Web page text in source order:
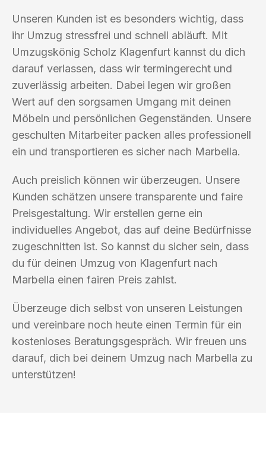
Unseren Kunden ist es besonders wichtig, dass
ihr Umzug stressfrei und schnell abläuft. Mit
Umzugskönig Scholz Klagenfurt kannst du dich
darauf verlassen, dass wir termingerecht und
zuverlässig arbeiten. Dabei legen wir großen
Wert auf den sorgsamen Umgang mit deinen
Möbeln und persönlichen Gegenständen. Unsere
geschulten Mitarbeiter packen alles professionell
ein und transportieren es sicher nach Marbella.
Auch preislich können wir überzeugen. Unsere
Kunden schätzen unsere transparente und faire
Preisgestaltung. Wir erstellen gerne ein
individuelles Angebot, das auf deine Bedürfnisse
zugeschnitten ist. So kannst du sicher sein, dass
du für deinen Umzug von Klagenfurt nach
Marbella einen fairen Preis zahlst.
Überzeuge dich selbst von unseren Leistungen
und vereinbare noch heute einen Termin für ein
kostenloses Beratungsgespräch. Wir freuen uns
darauf, dich bei deinem Umzug nach Marbella zu
unterstützen!